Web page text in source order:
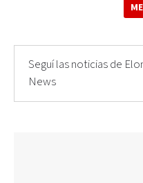
Seguí las noticias de
News